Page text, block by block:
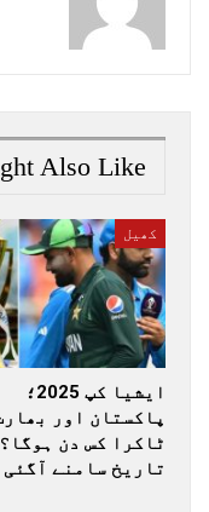
Also Like
کھیل
ایشیا کپ 2025؛
پاکستان اور
ٹاکرا کس دن ہوگا؟
تاریخ سامنے آگئی